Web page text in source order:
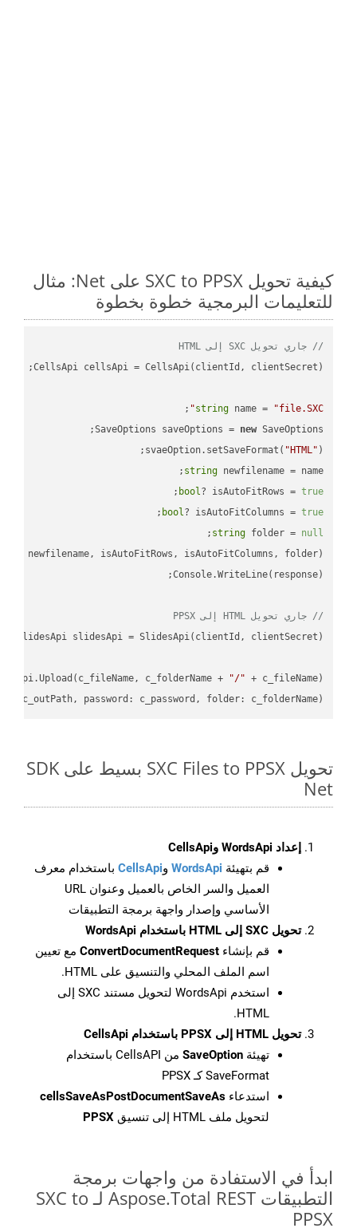
كيفية تحويل SXC to PPSX على Net: مثال
للتعليمات البرمجية خطوة بخطوة
// جاري تحويل SXC إلى HTML
string name = "file.SXC"
SaveOptions saveOptions = new
svaeOption.setSaveFormat( "HTML" );
string newfilename = name;
bool? isAutoFitRows = true
;
bool? isAutoFitColumns = true
;
string folder = null
;
// جاري تحويل HTML إلى PPSX
c_folderName +
"/"
, c_outPath, password: c_password, folder: c_folderName);
تحويل SXC Files to PPSX بسيط على SDK
Net
إعداد WordsApi وCellsApi
قم بتهيئة WordsApi وCellsApi باستخدام معرف
العميل والسر الخاص بالعميل وعنوان URL
الأساسي وإصدار واجهة برمجة التطبيقات
تحويل SXC إلى HTML باستخدام WordsApi
قم بإنشاء ConvertDocumentRequest مع تعيين
اسم الملف المحلي والتنسيق على HTML.
استخدم WordsApi لتحويل مستند SXC إلى
HTML.
تحويل HTML إلى PPSX باستخدام CellsApi
تهيئة SaveOption
من CellsAPI باستخدام
SaveFormat كـ PPSX
استدعاء cellsSaveAsPostDocumentSaveAs
لتحويل ملف HTML إلى تنسيق
PPSX
ابدأ في الاستفادة من واجهات برمجة
التطبيقات Aspose.Total REST لـ SXC to
PPSX